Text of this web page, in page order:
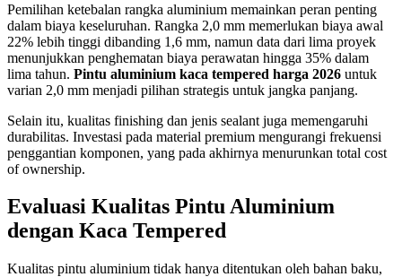
Pemilihan ketebalan rangka aluminium memainkan peran penting
dalam biaya keseluruhan. Rangka 2,0 mm memerlukan biaya awal
22% lebih tinggi dibanding 1,6 mm, namun data dari lima proyek
menunjukkan penghematan biaya perawatan hingga 35% dalam
lima tahun. Pintu aluminium kaca tempered harga 2026 untuk
varian 2,0 mm menjadi pilihan strategis untuk jangka panjang.
Selain itu, kualitas finishing dan jenis sealant juga memengaruhi
durabilitas. Investasi pada material premium mengurangi frekuensi
penggantian komponen, yang pada akhirnya menurunkan total cost
of ownership.
Evaluasi Kualitas Pintu Aluminium
dengan Kaca Tempered
Kualitas pintu aluminium tidak hanya ditentukan oleh bahan baku,